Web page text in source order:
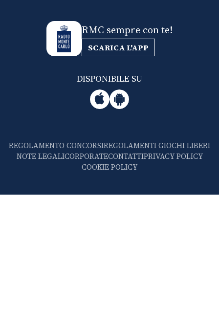
RMC sempre con te!
SCARICA L'APP
DISPONIBILE SU
REGOLAMENTO CONCORSIREGOLAMENTI GIOCHI LIBERI
NOTE LEGALICORPORATECONTATTIPRIVACY POLICY
COOKIE POLICY